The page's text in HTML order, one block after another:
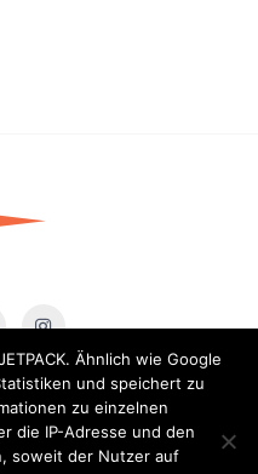
AGB
Datenschutzerklärung
of this website should be
Ähnlich wie Google
und speichert zu
zu einzelnen
die IP-Adresse und den
soweit der Nutzer auf